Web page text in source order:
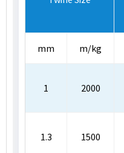
mm m/kg
1 2000
1.3 1500